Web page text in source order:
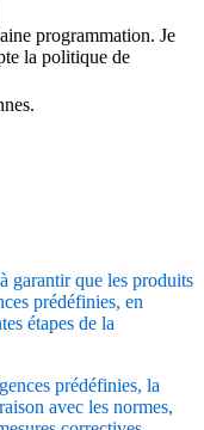
programmation. Je
la politique de
garantir que les produits
prédéfinies, en
étapes de la
prédéfinies, la
avec les normes,